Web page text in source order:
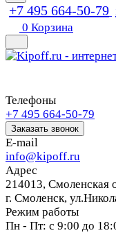
+7 495 664-50-79
0 Корзина
Телефоны
+7 495 664-50-79
Заказать звонок
E-mail
info@kipoff.ru
Адрес
214013, Смоленская
г. Смоленск,
Режим работы
Пн - Пт: с 9:00 до